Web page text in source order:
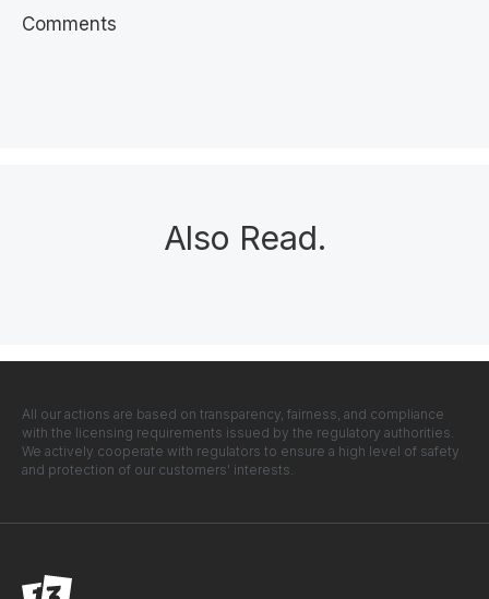
Comments
Also Read.
All our actions are based on transparency, fairness, and compliance
with the licensing requirements issued by the regulatory authorities.
We actively cooperate with regulators to ensure a high level of safety
and protection of our customers' interests.